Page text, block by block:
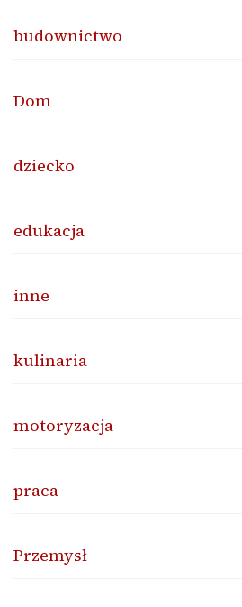
budownictwo
Dom
dziecko
edukacja
inne
kulinaria
motoryzacja
praca
Przemysł